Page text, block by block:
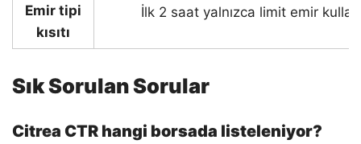
Emir tipi
kısıtı
İlk 2 saat yalnızca limit emir
Sık Sorulan Sorular
Citrea CTR hangi borsada listeleniyor?